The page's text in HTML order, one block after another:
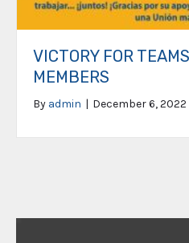
VICTORY FOR
MEMBERS
By admin | December 6, 2022